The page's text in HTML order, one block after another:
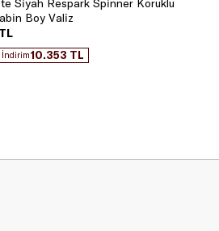
Siyah Respark Spinner Körüklü
Boy Valiz
İndirim10.353 TL